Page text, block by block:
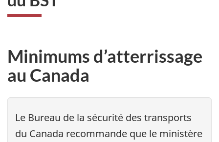
Minimums d’atterrissage
au Canada
Le Bureau de la sécurité des transports
du Canada recommande que le ministère